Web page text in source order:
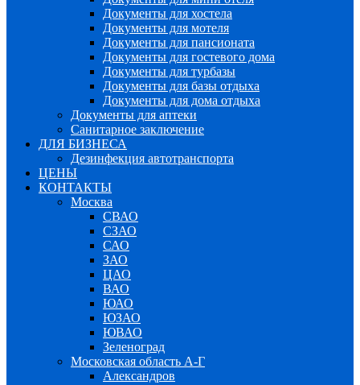
Документы для хостела
Документы для мотеля
Документы для пансионата
Документы для гостевого дома
Документы для турбазы
Документы для базы отдыха
Документы для дома отдыха
Документы для аптеки
Санитарное заключение
ДЛЯ БИЗНЕСА
Дезинфекция автотранспорта
ЦЕНЫ
КОНТАКТЫ
Москва
СВАО
СЗАО
САО
ЗАО
ЦАО
ВАО
ЮАО
ЮЗАО
ЮВАО
Зеленоград
Московская область А-Г
Александров